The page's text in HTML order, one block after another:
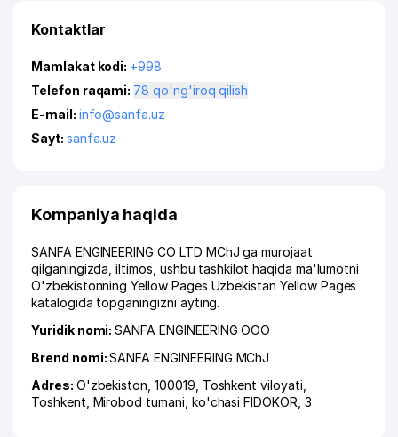
Kontaktlar
Mamlakat kodi: +998
Telefon raqami:
78 qo'ng'iroq qilish
E-mail: info@sanfa.uz
Sayt: sanfa.uz
Kompaniya haqida
SANFA ENGINEERING CO LTD MChJ ga murojaat
qilganingizda, iltimos, ushbu tashkilot haqida ma'lumotni
O'zbekistonning Yellow Pages Uzbekistan Yellow Pages
katalogida topganingizni ayting.
Yuridik nomi:SANFA ENGINEERING ООО
Brend nomi:SANFA ENGINEERING MChJ
Adres: O'zbekiston, 100019, Toshkent viloyati
Toshkent Mirobod tumani ko'chasi FIDOKOR , 3